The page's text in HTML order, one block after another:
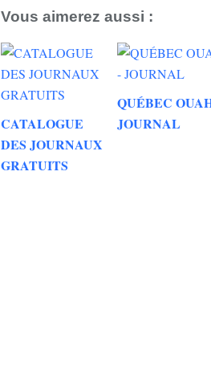
Vous aimerez aussi :
CATALOGUE
DES JOURNAUX
GRATUITS
QUÉBEC
JOURNAL